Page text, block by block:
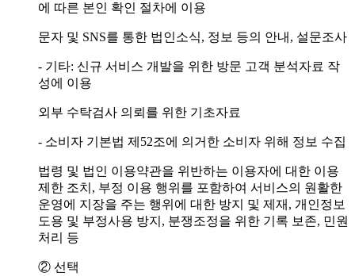
에 따른 본인 확인 절차에 이용
문자 및 SNS를 통한 법인소식, 정보 등의 안내, 설문조사
- 기타: 신규 서비스 개발을 위한 방문 고객 분석자료 작
성에 이용
외부 수탁검사 의뢰를 위한 기초자료
- 소비자 기본법 제52조에 의거한 소비자 위해 정보 수집
법령 및 법인 이용약관을 위반하는 이용자에 대한 이용
제한 조치, 부정 이용 행위를 포함하여 서비스의 원활한
운영에 지장을 주는 행위에 대한 방지 및 제재, 개인정보
도용 및 부정사용 방지, 분쟁조정을 위한 기록 보존, 민원
처리 등
② 선택